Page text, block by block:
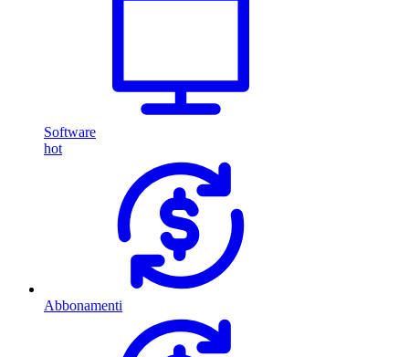
Software
hot
Abbonamenti